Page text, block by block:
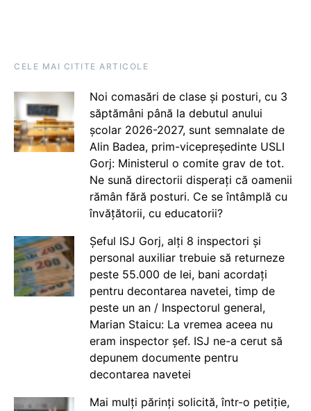
CELE MAI CITITE ARTICOLE
Noi comasări de clase și posturi, cu 3
săptămâni până la debutul anului
școlar 2026-2027, sunt semnalate de
Alin Badea, prim-vicepreședinte USLI
Gorj: Ministerul o comite grav de tot.
Ne sună directorii disperați că oamenii
rămân fără posturi. Ce se întâmplă cu
învățătorii, cu educatorii?
Șeful ISJ Gorj, alți 8 inspectori și
personal auxiliar trebuie să returneze
peste 55.000 de lei, bani acordați
pentru decontarea navetei, timp de
peste un an / Inspectorul general,
Marian Staicu: La vremea aceea nu
eram inspector șef. ISJ ne-a cerut să
depunem documente pentru
decontarea navetei
Mai mulți părinți solicită, într-o petiție,